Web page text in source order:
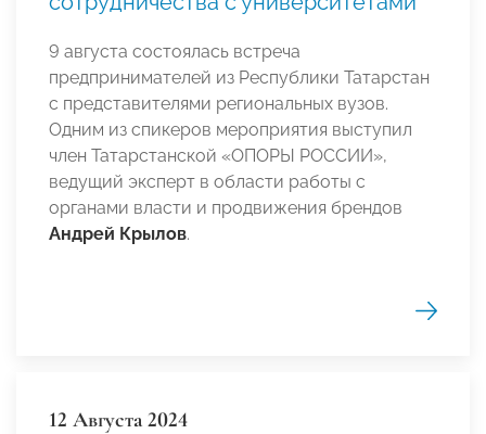
9 августа состоялась встреча
предпринимателей из Республики Татарстан
с представителями региональных вузов.
Одним из спикеров мероприятия выступил
член Татарстанской «ОПОРЫ РОССИИ»,
ведущий эксперт в области работы с
органами власти и продвижения брендов
Андрей Крылов.
12 Августа 2024